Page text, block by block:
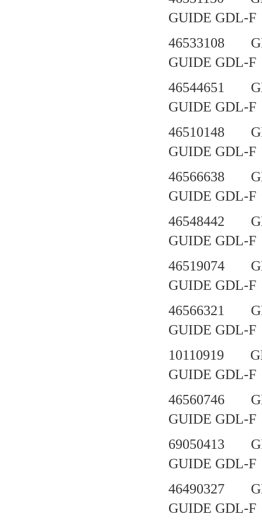
GUIDE
46533108
GUIDE
46544651
GUIDE
46510148
GUIDE
46566638
GUIDE GDL-F
46548442
GUIDE
46519074
GUIDE
46566321
GUIDE
10110919
GUIDE
46560746
GUIDE
69050413
GUIDE
46490327
GUIDE